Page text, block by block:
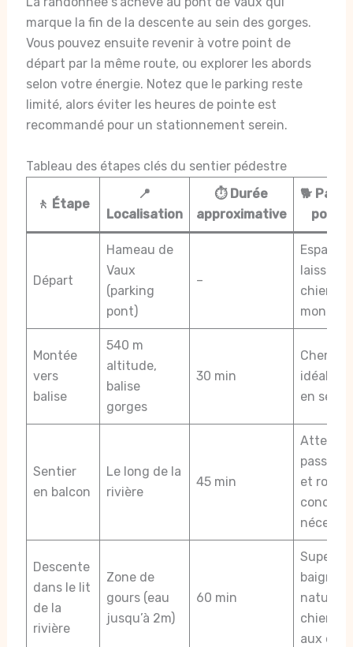
marque la fin de la descente au sein des gorges.
Vous pouvez ensuite revenir à votre point de
départ par la même route, ou explorer les abords
selon votre énergie. Notez que le parking reste
limité, alors éviter les heures de pointe est
recommandé pour un stationnement serein.
Tableau des étapes clés du sentier pédestre
🚶 Étape
📍
Localisation
⏱️ Durée
approximative
🐕
pour
Départ
Hameau de
Vaux
(parking
pont)
–
Espaces
laisser
chien
montée
Montée
vers
balise
540 m
altitude,
balise
gorges
30 min
Chemin
idéal
en
Sentier
en balcon
Le long de la
rivière
45 min
et
Descente
dans le lit
de la
rivière
Zone de
gours (eau
jusqu’à 2m)
60 min
Superbe
chiens,
aux